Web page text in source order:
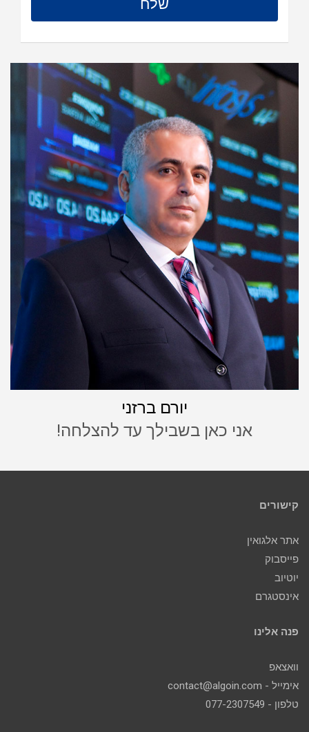
יורם ברזני
אני כאן בשבילך עד להצלחה!
קישורים
אתר אלגואין
פייסבוק
יוטיוב
אינסטגרם
פנה אלינו
וואצאפ
אימייל - contact@algoin.com
טלפון - 077-2307549